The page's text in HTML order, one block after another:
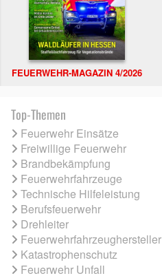
FEUERWEHR-MAGAZIN 4/2026
Top-Themen
Feuerwehr Einsätze
Freiwillige Feuerwehr
Brandbekämpfung
Feuerwehrfahrzeuge
Technische Hilfeleistung
Berufsfeuerwehr
Drehleiter
Feuerwehrfahrzeughersteller
Katastrophenschutz
Feuerwehr Unfall